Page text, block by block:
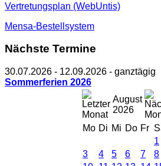
Vertretungsplan (WebUntis)
Mensa-Bestellsystem
Nächste Termine
30.07.2026 - 12.09.2026 - ganztägig
Sommerferien 2026
August
2026
Mo Di Mi Do Fr
1
3
4 5 6 7 8